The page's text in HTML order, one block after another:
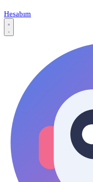
Hesabım